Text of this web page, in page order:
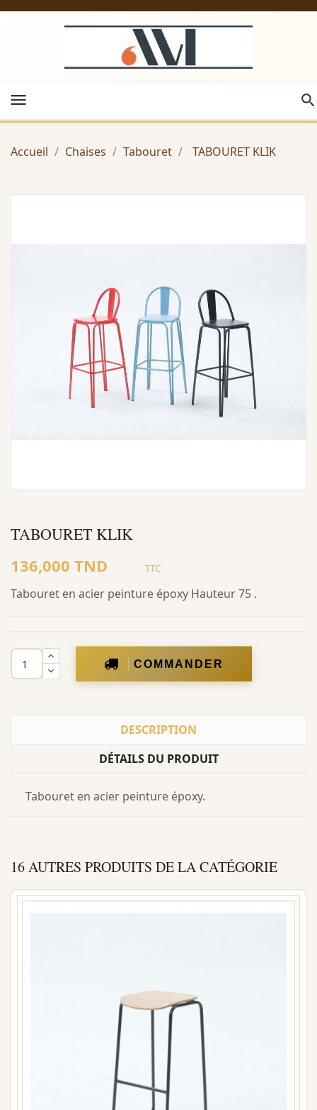
menu
Accueil Chaises Tabouret TABOURET KLIK
TABOURET KLIK
136,000 TND TTC
Tabouret en acier peinture époxy Hauteur 75 .
COMMANDER
DESCRIPTION
DÉTAILS DU PRODUIT
Tabouret en acier peinture époxy.
16 AUTRES PRODUITS DE LA CATÉGORIE